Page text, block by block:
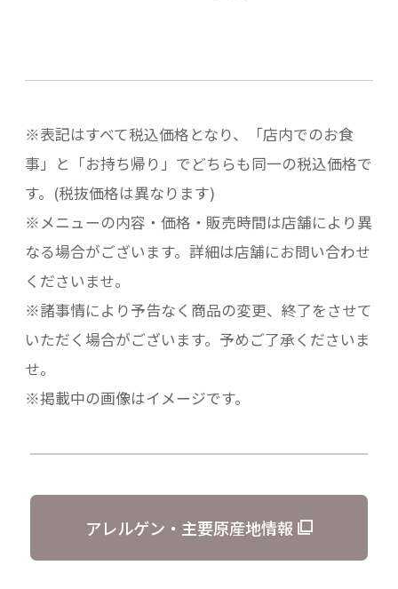
※表記はすべて税込価格となり、「店内でのお食
事」と「お持ち帰り」でどちらも同一の税込価格で
す。(税抜価格は異なります)
※メニューの内容・価格・販売時間は店舗により異
なる場合がございます。詳細は店舗にお問い合わせ
くださいませ。
※諸事情により予告なく商品の変更、終了をさせて
いただく場合がございます。予めご了承くださいま
せ。
※掲載中の画像はイメージです。
アレルゲン・主要原産地情報